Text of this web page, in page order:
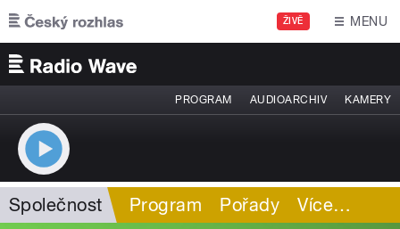
Přejít k hlavnímu obsahu
ŽIVĚ MENU
PROGRAM AUDIOARCHIV KAMERY
Společnost Program Pořady Více…